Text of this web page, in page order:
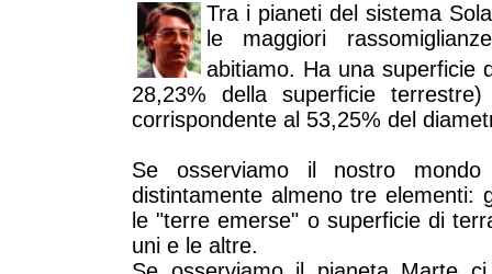
Tra i pianeti del sistema
le maggiori
abitiamo. Ha una superficie
28,23% della superficie
corrispondente al 53,25% del
Se osserviamo il nostro
distintamente almeno tre elementi:
le "terre emerse" o superficie di
uni e le altre.